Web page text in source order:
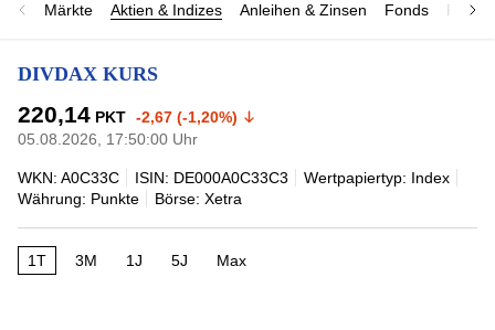
Märkte Aktien & Indizes Anleihen & Zinsen Fonds
DIVDAX KURS
220,14 PKT -2,67 (-1,20%)
05.08.2026, 17:50:00 Uhr
WKN: A0C33C ISIN: DE000A0C33C3
Wertpapiertyp: Index
Währung: Punkte
Börse: Xetra
1T 3M 1J 5J Max